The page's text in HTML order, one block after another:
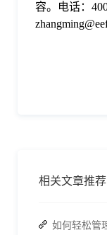
容。电话：
相关文章推荐